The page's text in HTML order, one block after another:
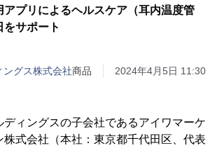
アプリによるヘルスケア（耳内温度管
サポート
ングス株式会社商品 2024年4月5日 11:30
ィングスの子会社であるアイワマーケ
株式会社（本社：東京都千代田区、代表